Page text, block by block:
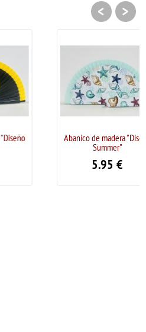
Abanico de madera "Diseño
Summer"
€
< >